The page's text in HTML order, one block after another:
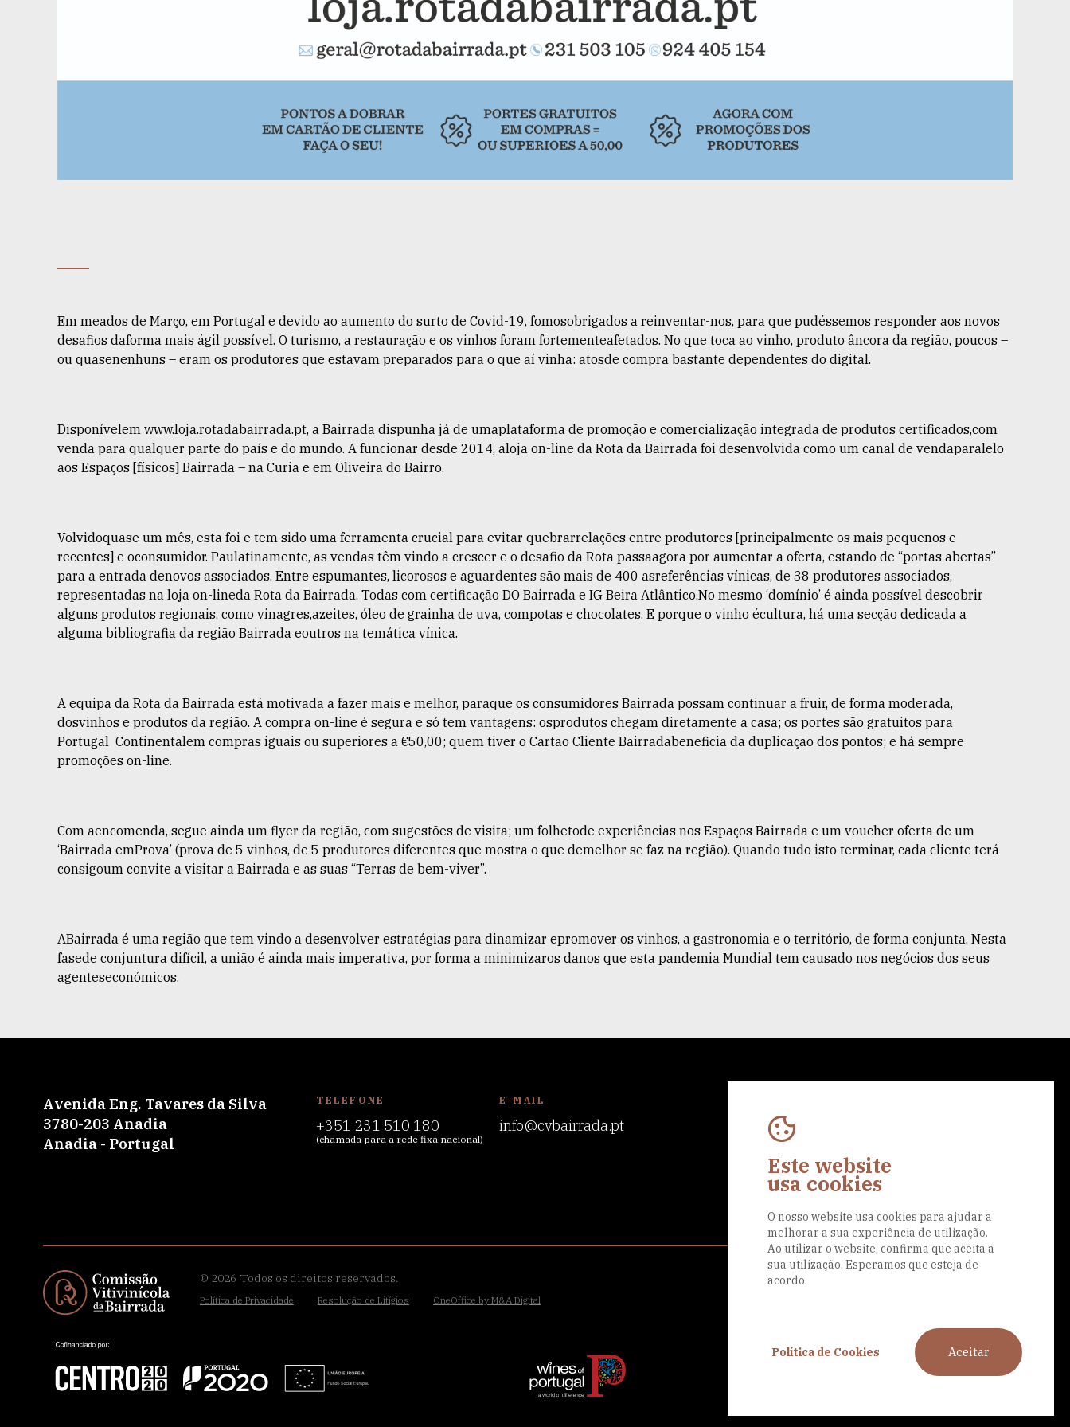
Em meados de Março, em Portugal e devido ao aumento do surto de Covid-19, fomosobrigados a reinventar-nos, para que pudéssemos responder aos novos
desafios daforma mais ágil possível. O turismo, a restauração e os vinhos foram fortementeafetados. No que toca ao vinho, produto âncora da região, poucos –
ou quasenenhuns – eram os produtores que estavam preparados para o que aí vinha: atosde compra bastante dependentes do digital.
Disponívelem www.loja.rotadabairrada.pt, a Bairrada dispunha já de umaplataforma de promoção e comercialização integrada de produtos certificados,com
venda para qualquer parte do país e do mundo. A funcionar desde 2014, aloja on-line da Rota da Bairrada foi desenvolvida como um canal de vendaparalelo
aos Espaços [físicos] Bairrada – na Curia e em Oliveira do Bairro.
Volvidoquase um mês, esta foi e tem sido uma ferramenta crucial para evitar quebrarrelações entre produtores [principalmente os mais pequenos e
recentes] e oconsumidor. Paulatinamente, as vendas têm vindo a crescer e o desafio da Rota passaagora por aumentar a oferta, estando de “portas abertas”
para a entrada denovos associados. Entre espumantes, licorosos e aguardentes são mais de 400 asreferências vínicas, de 38 produtores associados,
representadas na loja on-lineda Rota da Bairrada. Todas com certificação DO Bairrada e IG Beira Atlântico.No mesmo ‘domínio’ é ainda possível descobrir
alguns produtos regionais, como vinagres,azeites, óleo de grainha de uva, compotas e chocolates. E porque o vinho écultura, há uma secção dedicada a
alguma bibliografia da região Bairrada eoutros na temática vínica.
A equipa da Rota da Bairrada está motivada a fazer mais e melhor, paraque os consumidores Bairrada possam continuar a fruir, de forma moderada,
dosvinhos e produtos da região. A compra on-line é segura e só tem vantagens: osprodutos chegam diretamente a casa; os portes são gratuitos para
Portugal Continentalem compras iguais ou superiores a €50,00; quem tiver o Cartão Cliente Bairradabeneficia da duplicação dos pontos; e há sempre
promoções on-line.
Com aencomenda, segue ainda um flyer da região, com sugestões de visita; um folhetode experiências nos Espaços Bairrada e um voucher oferta de um
‘Bairrada emProva’ (prova de 5 vinhos, de 5 produtores diferentes que mostra o que demelhor se faz na região). Quando tudo isto terminar, cada cliente terá
consigoum convite a visitar a Bairrada e as suas “Terras de bem-viver”.
ABairrada é uma região que tem vindo a desenvolver estratégias para dinamizar epromover os vinhos, a gastronomia e o território, de forma conjunta. Nesta
fasede conjuntura difícil, a união é ainda mais imperativa, por forma a minimizaros danos que esta pandemia Mundial tem causado nos negócios dos seus
agenteseconómicos.
Avenida Eng. Tavares da Silva
3780-203 Anadia
Anadia - Portugal
TELEFONE
+351 231 510 180
(chamada para a rede fixa nacional)
E-MAIL
info@cvbairrada.pt
Eu aceito aPolítica de Privacidade
© 2026 Todos os direitos reservados.
Política de Privacidade Resolução de Litígios OneOffice by M&A Digital
Este website
usa cookies
O nosso website usa cookies para ajudar a
melhorar a sua experiência de utilização.
Ao utilizar o website, confirma que aceita a
sua utilização. Esperamos que esteja de
acordo.
Política de Cookies Aceitar